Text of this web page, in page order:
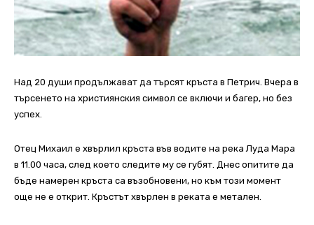
Над 20 души продължават да търсят кръста в Петрич. Вчера в
търсенето на християнския символ се включи и багер, но без
успех.
Отец Михаил е хвърлил кръста във водите на река Луда Мара
в 11.00 часа, след което следите му се губят. Днес опитите да
бъде намерен кръста са възобновени, но към този момент
още не е открит. Кръстът хвърлен в реката е метален.